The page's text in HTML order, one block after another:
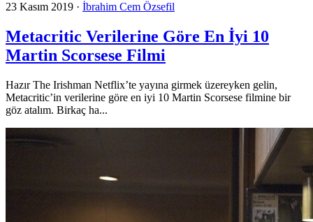
23 Kasım 2019 · İbrahim Cem Özsefil
Metacritic Verilerine Göre En İyi 10
Martin Scorsese Filmi
Hazır The Irishman Netflix’te yayına girmek üzereyken gelin,
Metacritic’in verilerine göre en iyi 10 Martin Scorsese filmine bir
göz atalım. Birkaç ha...